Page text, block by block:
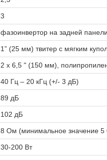
3
фазоинвертор на задней панели
1” (25 мм) твитер с мягким
2 х 6,5 " (150 мм),
40 Гц – 20 кГц (+/- 3 дБ)
89 дБ
102 дБ
8 Ом (минимальное значение
30-200 Вт